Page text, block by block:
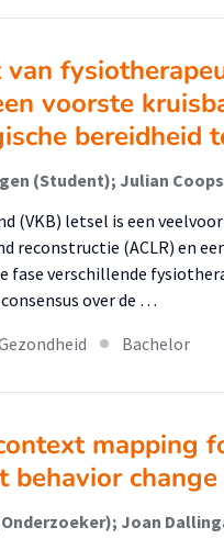
voorste
bereidheid
(Student); Julian
(VKB) letsel is een
reconstructie (ACLR) en
fase verschillende
over de …
Bachelor
mapping
behavior